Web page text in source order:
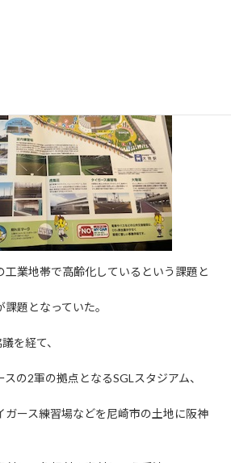
工業地帯で高齢化しているという課題と
題となっていた。
を経て、
の2軍の拠点となるSGLスタジアム、
ガース練習場などを尼崎市の土地に阪神